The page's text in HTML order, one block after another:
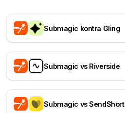
Submagic kontra Gling
Submagic vs Riverside
Submagic vs SendShort